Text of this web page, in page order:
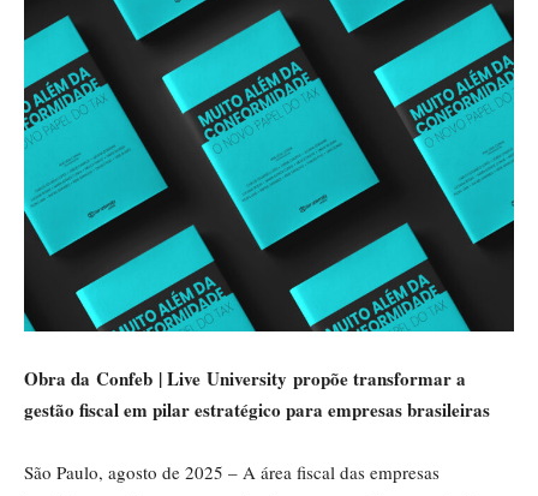
Obra da Confeb | Live University propõe transformar a
gestão fiscal em pilar estratégico para empresas brasileiras
São Paulo, agosto de 2025 – A área fiscal das empresas